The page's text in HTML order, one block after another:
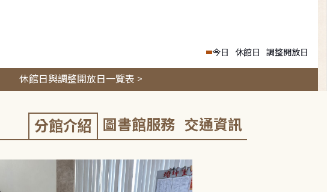
今日 休館日 調整開放日
休館日與調整開放日一覽表 >
分館介紹 圖書館服務 交通資訊